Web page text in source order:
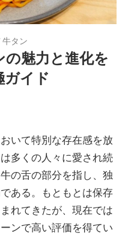
牛タン
の魅力と進化を
ガイド
いて特別な存在感を放
多くの人々に愛され続
の舌の部分を指し、独
ある。もともとは保存
れてきたが、現在では
ンで高い評価を得てい